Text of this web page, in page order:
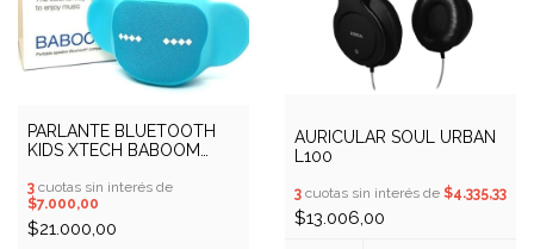
PARLANTE BLUETOOTH
KIDS XTECH BABOOM
3 cuotas sin interés de
$7.000,00
$21.000,00
AURICULAR SOUL URBAN
L100
3 cuotas sin interés de $4.335,33
$13.006,00